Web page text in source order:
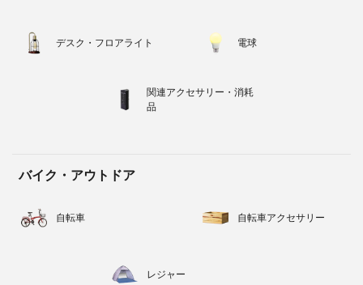
デスク・フロアライト 電球
関連アクセサリー・消耗
品
バイク・アウトドア
自転車 自転車アクセサリー
レジャー